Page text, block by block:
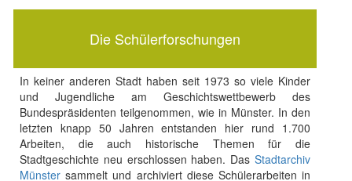
Die Schülerforschungen
In keiner anderen Stadt haben seit 1973 so viele Kinder
und Jugendliche am Geschichtswettbewerb des
Bundespräsidenten teilgenommen, wie in Münster. In den
letzten knapp 50 Jahren entstanden hier rund 1.700
Arbeiten, die auch historische Themen für die
Stadtgeschichte neu erschlossen haben. DasStadtarchiv
Münstersammelt und archiviert diese Schülerarbeiten in